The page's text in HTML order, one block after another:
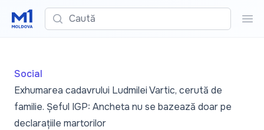
Caută
Social
Exhumarea cadavrului Ludmilei Vartic, cerută de
familie. Șeful IGP: Ancheta nu se bazează doar pe
declarațiile martorilor